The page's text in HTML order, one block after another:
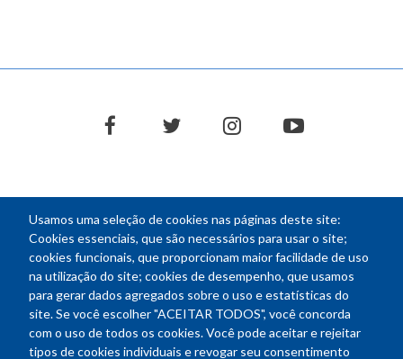
Usamos uma seleção de cookies nas páginas deste site:
Cookies essenciais, que são necessários para usar o site;
cookies funcionais, que proporcionam maior facilidade de uso
na utilização do site; cookies de desempenho, que usamos
para gerar dados agregados sobre o uso e estatísticas do
site. Se você escolher "ACEITAR TODOS", você concorda
com o uso de todos os cookies. Você pode aceitar e rejeitar
tipos de cookies individuais e revogar seu consentimento
facebooktwitter instagramyoutube
NEWSLETTER